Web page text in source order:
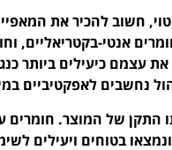
חשוב להכיר את
אנטי-בקטריאליים,
התקן של המוצר. חומרים
ונמצאו בטוחים ויעילים